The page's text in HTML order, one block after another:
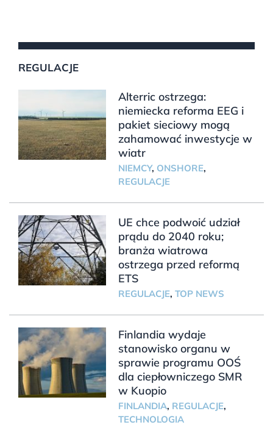
REGULACJE
Alterric ostrzega:
niemiecka reforma EEG i
pakiet sieciowy mogą
zahamować inwestycje w
wiatr
NIEMCY, ONSHORE,
REGULACJE
UE chce podwoić udział
prądu do 2040 roku;
branża wiatrowa
ostrzega przed reformą
ETS
REGULACJE, TOP NEWS
Finlandia wydaje
stanowisko organu w
sprawie programu OOŚ
dla ciepłowniczego SMR
w Kuopio
FINLANDIA, REGULACJE,
TECHNOLOGIA